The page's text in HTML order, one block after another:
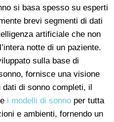
si basa spesso su esperti
brevi segmenti di dati
artificiale che non
notte di un paziente.
sulla base di
fornisce una visione
di sonno completi, il
i modelli di sonno per tutta
e ambienti, fornendo un